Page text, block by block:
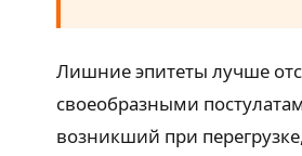
Лишние эпитеты лучше
своеобразными
возникший при